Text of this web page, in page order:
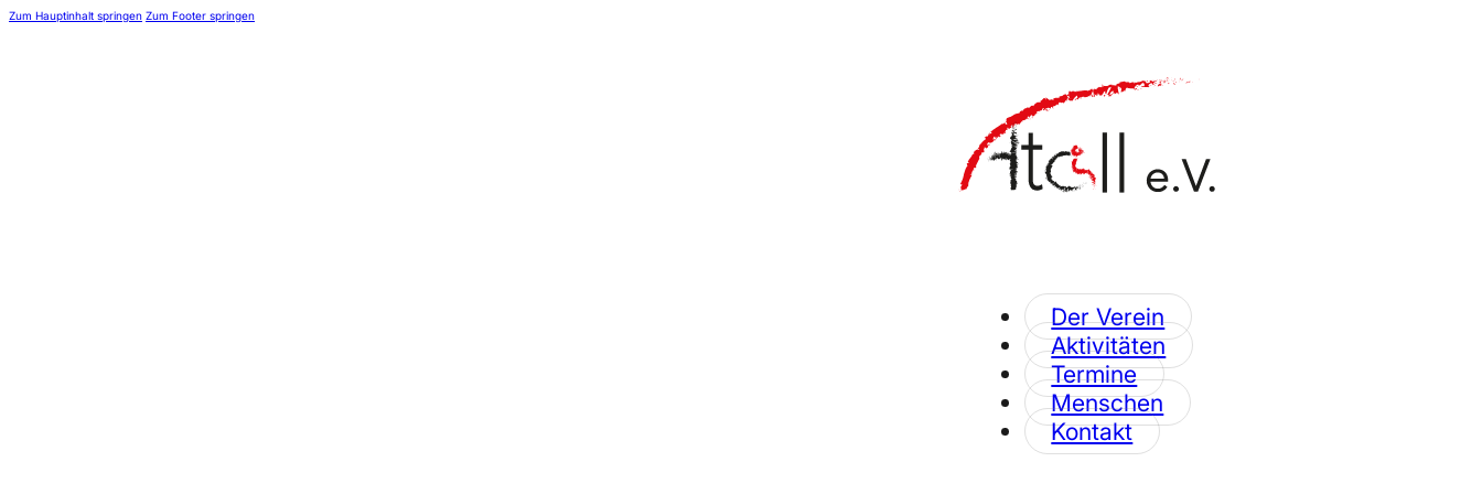
Zum Hauptinhalt springen Zum Footer springen
Der Verein
Aktivitäten
Termine
Menschen
Kontakt